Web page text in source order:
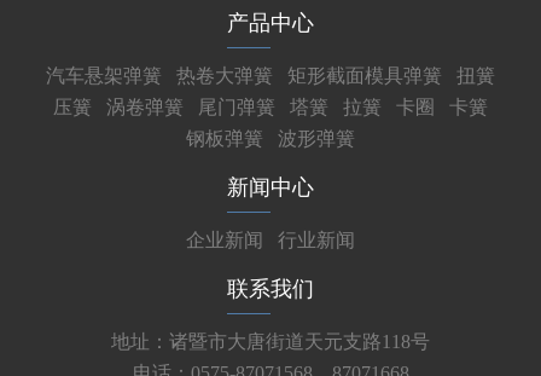
产品中心
汽车悬架弹簧 热卷大弹簧 矩形截面模具弹簧
扭簧
压簧
涡卷弹簧 尾门弹簧 塔簧 拉簧 卡圈
卡簧
钢板弹簧
波形弹簧
新闻中心
企业新闻 行业新闻
联系我们
地址：诸暨市大唐街道天元支路118号